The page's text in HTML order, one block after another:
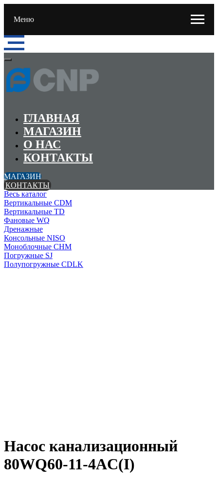
Меню
ГЛАВНАЯ
МАГАЗИН
О НАС
КОНТАКТЫ
МАГАЗИН
КОНТАКТЫ
Весь каталог
Вертикальные CDM
Вертикальные TD
Фановые WQ
Дренажные
Консольные NISO
Моноблочные CHМ
Погружные SJ
Полупогружные CDLK
Насос канализационный
80WQ60-11-4AC(I)